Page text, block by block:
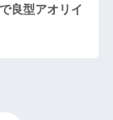
良型アオリイ